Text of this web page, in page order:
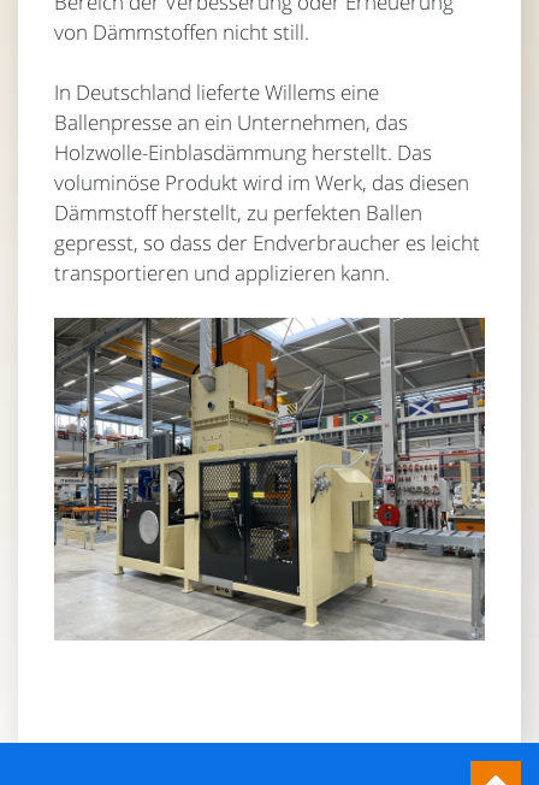
von Dämmstoffen nicht still.
In Deutschland lieferte Willems eine
Ballenpresse an ein Unternehmen, das
Holzwolle-Einblasdämmung herstellt. Das
voluminöse Produkt wird im Werk, das diesen
Dämmstoff herstellt, zu perfekten Ballen
gepresst, so dass der Endverbraucher es leicht
transportieren und applizieren kann.